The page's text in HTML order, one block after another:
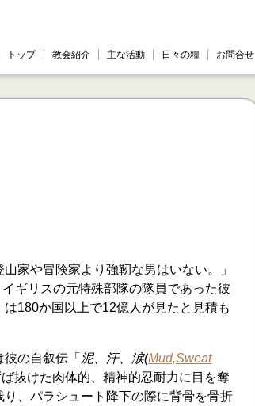
トップ 教会紹介 主な活動 日々の糧 お問合せ
家や冒険家より強靭な男はいない。」
ギリスの元特殊部隊の隊員であった彼
180か国以上で12億人が見たと見積も
の自叙伝「 泥、汗、涙(Mud,Sweat
抜けた肉体的、精神的忍耐力に目を奪
、パラシュート降下の際に背骨を骨折